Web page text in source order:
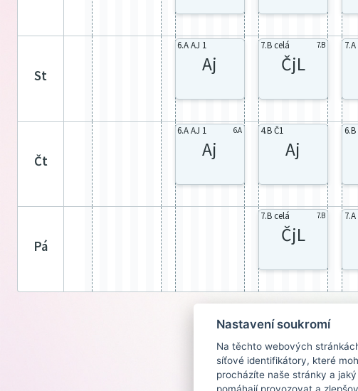
st
6.A AJ 1
Aj
7.B celá 7.B
ČjL
čt
6.A AJ 1 6.A
Aj
4.B Č1
Aj
6.B
pá
7.B celá 7.B
ČjL
Nastavení soukromí
Na těchto webových
síťové identifikátory, které
procházíte naše stránky a